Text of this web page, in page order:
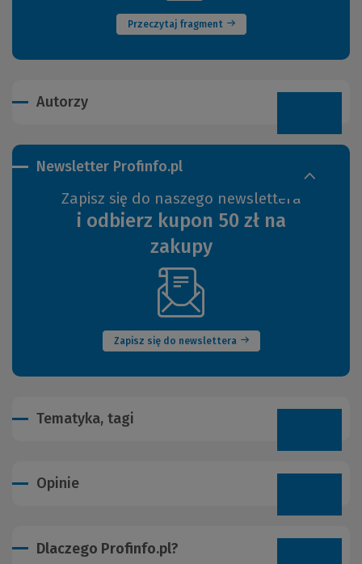
Przeczytaj fragment
Autorzy
Newsletter Profinfo.pl
Zapisz się do naszego newslettera
i odbierz kupon 50 zł na
zakupy
Zapisz się do newslettera
(Nowe
okno)
Tematyka, tagi
Opinie
Dlaczego Profinfo.pl?